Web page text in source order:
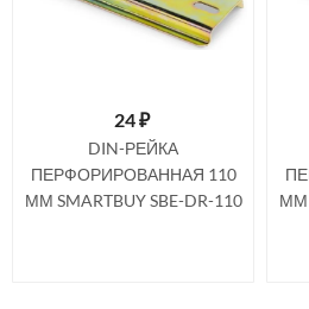
24₽
DIN-РЕЙКА
ПЕРФОРИРОВАННАЯ 110
ММ SMARTBUY SBE-DR-110
ММ